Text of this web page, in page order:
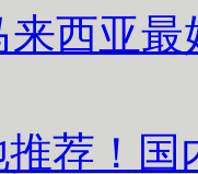
来西亚
推荐！